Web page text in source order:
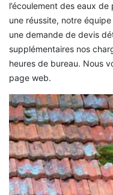
l’écoulement des eaux
une réussite, notre
une demande de devis
supplémentaires nos
heures de bureau. Nous
page web.